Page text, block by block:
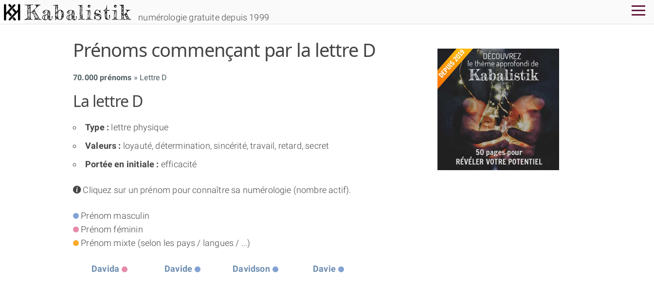
numérologie gratuite depuis 1999
Prénoms commençant par la lettre D
70.000 prénoms Lettre D
La lettre D
Type : lettre physique
Valeurs : loyauté, détermination, sincérité, travail, retard, secret
Portée en initiale : efficacité
infoCliquez sur un prénom pour connaître sa numérologie (nombre actif).
Prénom masculin
Prénom féminin
Prénom mixte (selon les pays / langues / ...)
Davida Davide Davidson
Davie
NUMÉROSCOPE